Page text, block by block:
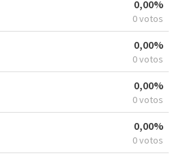
0,00%
0 votos
0,00%
0 votos
0,00%
0 votos
0,00%
0 votos